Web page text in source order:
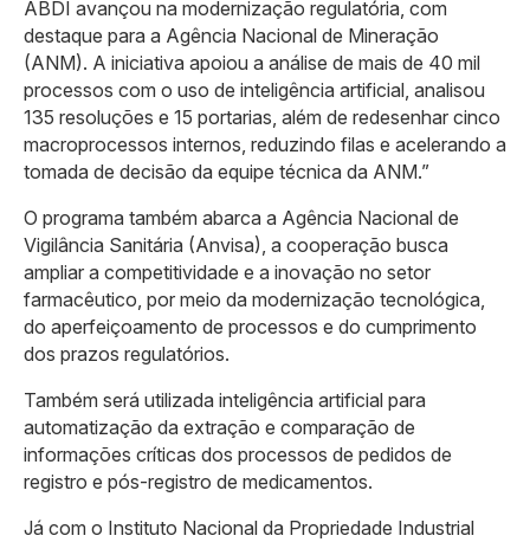
ABDI avançou na modernização regulatória, com
destaque para a Agência Nacional de Mineração
(ANM). A iniciativa apoiou a análise de mais de 40 mil
processos com o uso de inteligência artificial, analisou
135 resoluções e 15 portarias, além de redesenhar cinco
macroprocessos internos, reduzindo filas e acelerando a
tomada de decisão da equipe técnica da ANM.”
O programa também abarca a Agência Nacional de
Vigilância Sanitária (Anvisa), a cooperação busca
ampliar a competitividade e a inovação no setor
farmacêutico, por meio da modernização tecnológica,
do aperfeiçoamento de processos e do cumprimento
dos prazos regulatórios.
Também será utilizada inteligência artificial para
automatização da extração e comparação de
informações críticas dos processos de pedidos de
registro e pós-registro de medicamentos.
Já com o Instituto Nacional da Propriedade Industrial